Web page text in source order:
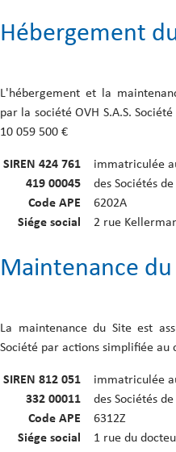
Hébergement
L'hébergement et la
par la société OVH S.A.S.
10 059 500 €
SIREN 424 761
419 00045
immatriculée
des Sociétés
Code APE
6202A
Siége social
2 rue
Maintenance du
La maintenance du Site est
Société par actions simplifiée au
SIREN 812 051
332 00011
immatriculée
des Sociétés
Code APE
6312Z
Siége social
1 rue du